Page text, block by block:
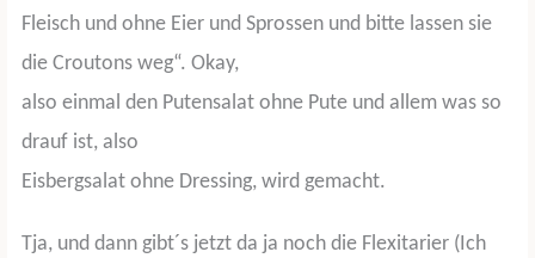
Fleisch und ohne Eier und Sprossen und bitte lassen sie
die Croutons weg“. Okay,
also einmal den Putensalat ohne Pute und allem was so
drauf ist, also
Eisbergsalat ohne Dressing, wird gemacht.
Tja, und dann gibt´s jetzt da ja noch die Flexitarier (Ich